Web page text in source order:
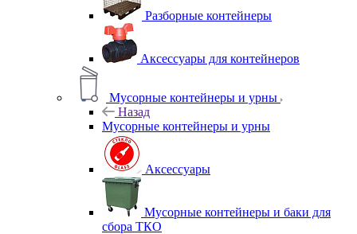
Разборные контейнеры
Аксессуары для контейнеров
Мусорные контейнеры и урны
Назад
Мусорные контейнеры и урны
Аксессуары
Мусорные контейнеры и баки для
сбора ТКО